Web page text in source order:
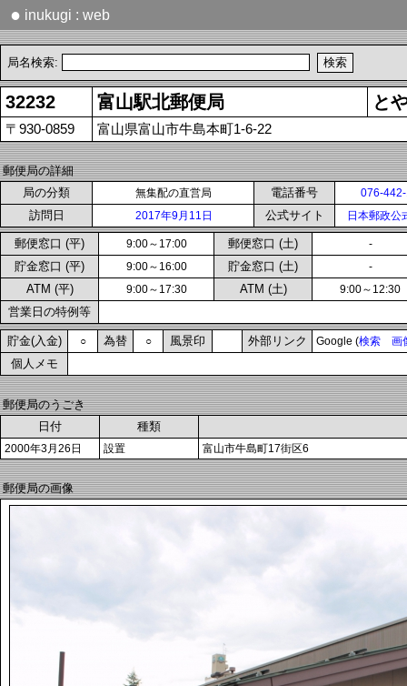
● inukugi : web
局名検索:
32232 富山駅北郵便局 と
〒930-0859 富山県富山市牛島本町1-6-22
郵便局の詳細
局の分類
無集配の直営局 電話番号 076-
訪問日 2017年9月11日 公式サイト 日本郵政公
郵便窓口 (平) 9:00～17:00 郵便窓口 (土) -
貯金窓口 (平) 9:00～16:00 貯金窓口 (土) -
ATM (平) 9:00～17:30 ATM (土) 9:00～12:30
営業日の特例等
貯金(入金) ○ 為替 ○ 風景印 外部リンク Google (検索 画
個人メモ
郵便局のうごき
日付
種類
2000年3月26日 設置 富山市牛島町17街区6
郵便局の画像